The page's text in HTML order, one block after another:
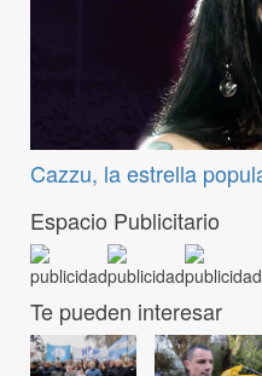
Cazzu, la estrella
Espacio Publicitario
Te pueden interesar